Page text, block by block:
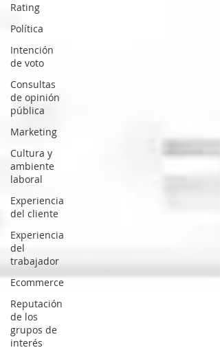
Rating
Política
Intención
de voto
Consultas
de opinión
pública
Marketing
Cultura y
ambiente
laboral
Experiencia
del cliente
Experiencia
del
trabajador
Ecommerce
Reputación
de los
grupos de
interés